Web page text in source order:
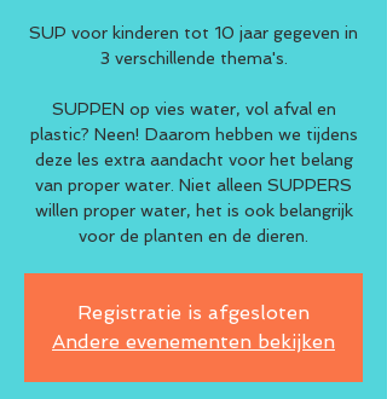
SUP voor kinderen tot 10 jaar gegeven in
3 verschillende thema's.
SUPPEN op vies water, vol afval en
plastic? Neen! Daarom hebben we tijdens
deze les extra aandacht voor het belang
van proper water. Niet alleen SUPPERS
willen proper water, het is ook belangrijk
voor de planten en de dieren.
Registratie is afgesloten
Andere evenementen bekijken